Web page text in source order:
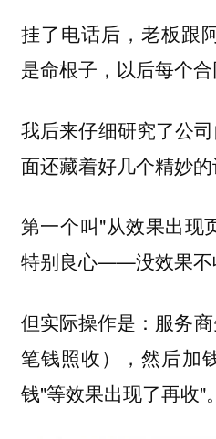
挂了电话后，老板跟
是命根子，以后每个
我后来仔细研究了公
面还藏着好几个精妙的
第一个叫"从效果出现
特别良心——没效果不
但实际操作是：服务
笔钱照收），然后加
钱"等效果出现了再收"。